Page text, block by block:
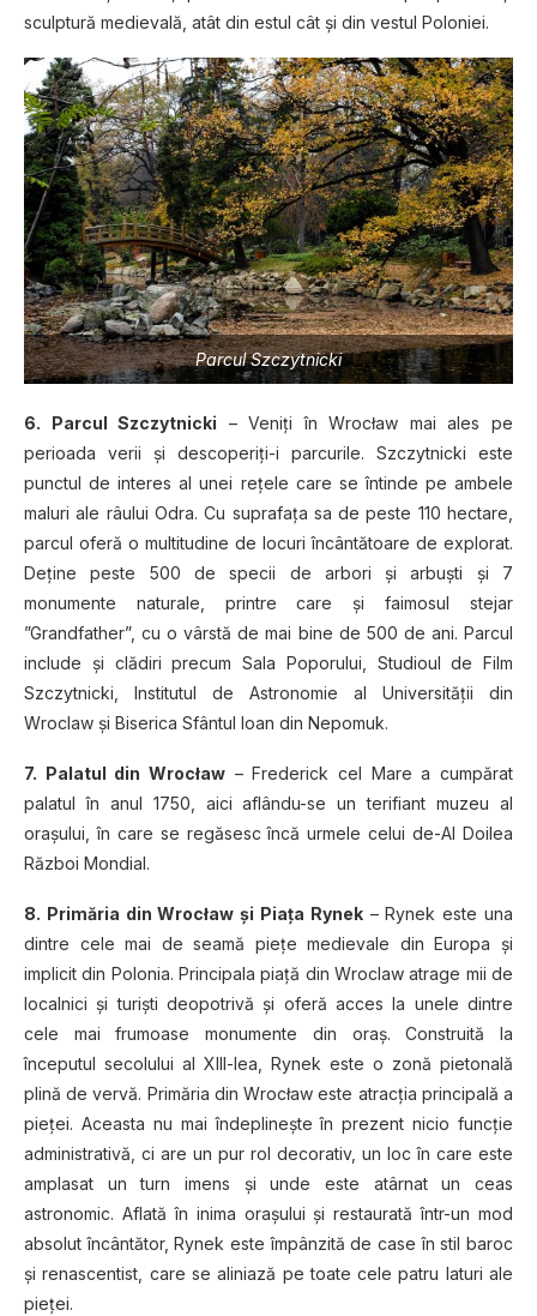
sculptură medievală, atât din estul cât şi din vestul Poloniei.
Parcul Szczytnicki
6. Parcul Szczytnicki – Veniţi în Wrocław mai ales pe
perioada verii şi descoperiţi-i parcurile. Szczytnicki este
punctul de interes al unei reţele care se întinde pe ambele
maluri ale râului Odra. Cu suprafaţa sa de peste 110 hectare,
parcul oferă o multitudine de locuri încântătoare de explorat.
Deţine peste 500 de specii de arbori şi arbuşti şi 7
monumente naturale, printre care şi faimosul stejar
”Grandfather”, cu o vârstă de mai bine de 500 de ani. Parcul
include şi clădiri precum Sala Poporului, Studioul de Film
Szczytnicki, Institutul de Astronomie al Universităţii din
Wroclaw şi Biserica Sfântul Ioan din Nepomuk.
7. Palatul din Wrocław – Frederick cel Mare a cumpărat
palatul în anul 1750, aici aflându-se un terifiant muzeu al
oraşului, în care se regăsesc încă urmele celui de-Al Doilea
Război Mondial.
8. Primăria din Wrocław şi Piaţa Rynek– Rynek este una
dintre cele mai de seamă pieţe medievale din Europa şi
implicit din Polonia. Principala piaţă din Wroclaw atrage mii de
localnici şi turişti deopotrivă şi oferă acces la unele dintre
cele mai frumoase monumente din oraş. Construită la
începutul secolului al XIII-lea, Rynek este o zonă pietonală
plină de vervă. Primăria din Wrocław este atracţia principală a
pieţei. Aceasta nu mai îndeplineşte în prezent nicio funcţie
administrativă, ci are un pur rol decorativ, un loc în care este
amplasat un turn imens şi unde este atârnat un ceas
astronomic. Aflată în inima oraşului şi restaurată într-un mod
absolut încântător, Rynek este împânzită de case în stil baroc
şi renascentist, care se aliniază pe toate cele patru laturi ale
pieţei.